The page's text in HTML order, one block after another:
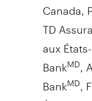
Canada
TD
aux
BankMD
BankMD ,